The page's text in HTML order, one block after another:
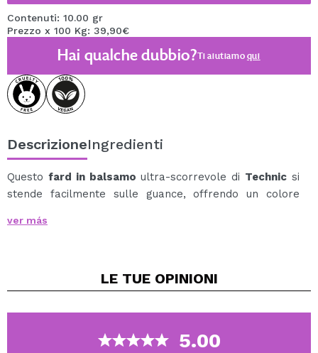
Contenuti: 10.00 gr
Prezzo x 100 Kg: 39,90€
Hai qualche dubbio?Ti aiutiamoqui
DescrizioneIngredienti
Questo fard in balsamo ultra-scorrevole di Technic si
stende facilmente sulle guance, offrendo un colore
La sua formula cremosa, simile a un balsamo, si fonde
Arricchito con vitamina E, aiuta a nutrire la pelle,
Perfetto per ritocchi rapidi e per ottenere una
luminosità naturale ogni giorno.
Disponibili diverse tonalità:
ver más
LE TUE OPINIONI
5.00